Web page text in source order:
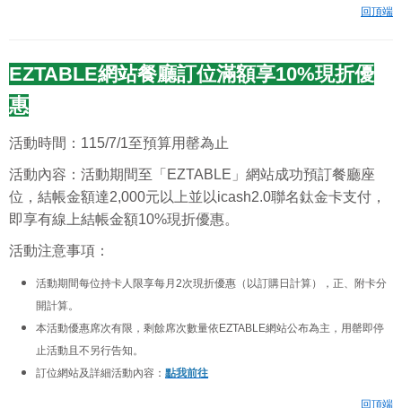
回頂端
EZTABLE網站餐廳訂位滿額享10%現折優
惠
活動時間：115/7/1至預算用罄為止
活動內容： 活動期間至「EZTABLE」網站成功預訂餐廳座
位，結帳金額達2,000元以上並以icash2.0聯名鈦金卡支付，
即享有線上結帳金額10%現折優惠。
活動注意事項：
活動期間每位持卡人限享每月2次現折優惠（以訂購日計算），正、附卡分
開計算。
本活動優惠席次有限，剩餘席次數量依EZTABLE網站公布為主，用罄即停
止活動且不另行告知。
訂位網站及詳細活動內容： 點我前往
回頂端